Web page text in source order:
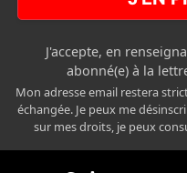
J'accepte, en
abonné(e) à la
Mon adresse email restera
échangée. Je peux me
sur mes droits, je peux